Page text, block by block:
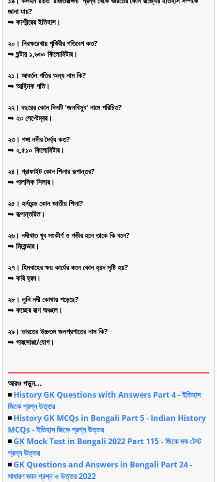
জানা যায়?
➥ কাশ্মীরের ইতিহাস।
২০। নিরক্ষরেখায় পৃথিবীর গতিবেগ কত?
➥ ঘন্টায় ১,৬৩০ কিলোমিটার।
২১। আবর্তন গতির অন্য নাম কি?
➥ আহ্নিক গতি।
২২। বছরের কোন দিনটি 'জলবিসুব' নামে পরিচিত?
➥ ২৩ সেপ্টেম্বর।
২৩। গঙ্গা নদীর দৈর্ঘ্য কত?
➥ ২,৫১০ কিলোমিটার।
২৪। গ্রাফাইট কোন শিলার রূপান্তর?
➥ পাললিক শিলার।
২৫। হর্নরেন্ড কোন জাতীয় শিলা?
➥ রূপান্তরিত।
২৬। নদীখাত খুব সংকীর্ণ ও গভীর হলে তাকে কি বলে?
➥ মিয়েন্ডার।
২৭। হিমবাহের ক্ষয় কার্যের ফলে কোন হ্রদ সৃষ্টি হয়?
➥ করি হ্রদ।
২৮। লুনি নদী কোথায় পড়েছে?
➥ কচ্ছের রাণ অঞ্চলে।
২৯। ভারতের উচ্চতম জলপ্রপাতের নাম কি?
➥ গারসোপ্পা/যোগ।
আরও পড়ুন...
◾History GK Questions with Answers Part 4 - ইতিহাস
জিকে প্রশ্ন উত্তর
◾History GK MCQs in Bengali Part 5 - Indian History
MCQs - ইতিহাস জিকে প্রশ্ন উত্তর
◾GK Mock Test in Bengali 2022 Part 115 - জিকে মক টেস্ট
প্রশ্ন উত্তর
◾GK Questions and Answers in Bengali Part 24 -
সাধারণ জ্ঞান প্রশ্ন ও উত্তর 2022